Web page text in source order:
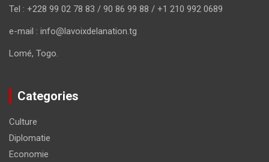
Tel : +228 99 02 78 83 / 90 86 99 88 / +1 210 992 0689
e-mail : info@lavoixdelanation.tg
Lomé, Togo.
Categories
Culture
Diplomatie
Economie